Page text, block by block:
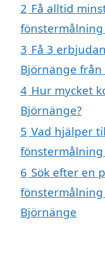
2 Få alltid
3 Få 3
Björnänge
4 Hur mycket
Björnänge?
5 Vad hjälper
6 Sök efter en
Björnänge